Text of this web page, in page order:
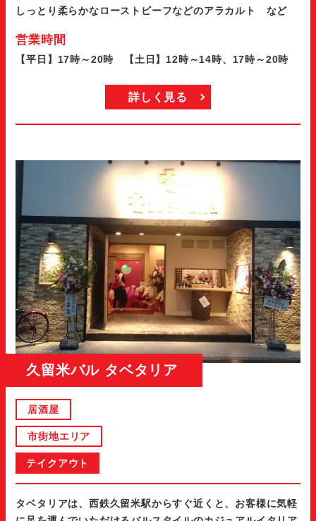
しっとり柔らかなローストビーフなどのアラカルト など
営業時間
【平日】17時～20時 【土日】12時～14時、17時～20時
詳しく見る
久留米バル タベタリア
居酒屋
市街地エリア
テイクアウト
タベタリアは、西鉄久留米駅からすぐ近くと、お客様に気軽